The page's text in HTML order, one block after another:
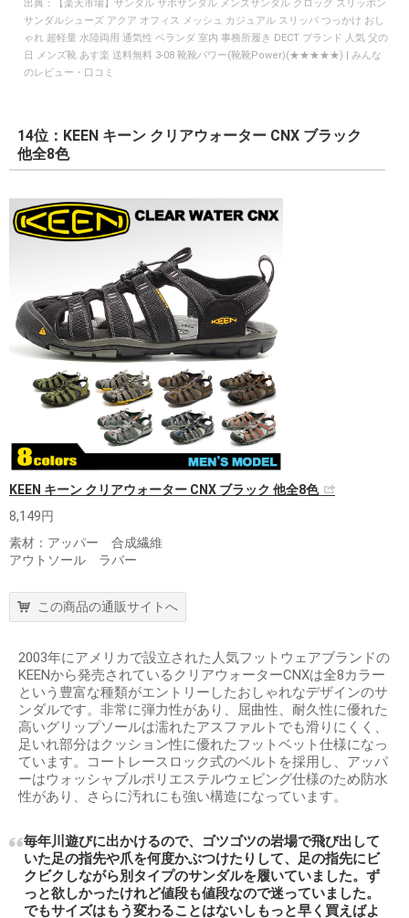
出典：
【楽天市場】サンダル サボサンダル メンズサンダル クロッグ スリッポン
サンダルシューズ アクア オフィス メッシュ カジュアル スリッパ つっかけ おし
ゃれ 超軽量 水陸両用 通気性 ベランダ 室内 事務所履き DECT ブランド 人気 父の
日 メンズ靴 あす楽 送料無料 3-08 靴靴パワー(靴靴Power)(★★★★★) | みんな
のレビュー・口コミ
14位：KEEN キーン クリアウォーター CNX ブラック
他全8色
KEEN キーン クリアウォーター CNX ブラック 他全8色
8,149円
素材：アッパー 合成繊維
アウトソール ラバー
この商品の通販サイトへ
2003年にアメリカで設立された人気フットウェアブランドの
KEENから発売されているクリアウォーターCNXは全8カラー
という豊富な種類がエントリーしたおしゃれなデザインのサ
ンダルです。非常に弾力性があり、屈曲性、耐久性に優れた
高いグリップソールは濡れたアスファルトでも滑りにくく、
足いれ部分はクッション性に優れたフットベット仕様になっ
ています。コートレースロック式のベルトを採用し、アッパ
ーはウォッシャブルポリエステルウェビング仕様のため防水
性があり、さらに汚れにも強い構造になっています。
毎年川遊びに出かけるので、ゴツゴツの岩場で飛び出して
いた足の指先や爪を何度かぶつけたりして、足の指先にビ
クビクしながら別タイプのサンダルを履いていました。ず
っと欲しかったけれど値段も値段なので迷っていました。
でもサイズはもう変わることはないしもっと早く買えばよ